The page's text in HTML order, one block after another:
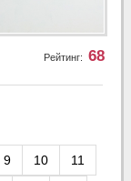
Рейтинг: 68
9 10 11